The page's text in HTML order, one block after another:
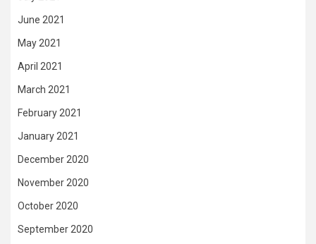
June 2021
May 2021
April 2021
March 2021
February 2021
January 2021
December 2020
November 2020
October 2020
September 2020